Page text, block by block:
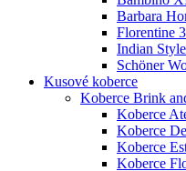
Barbara
Florentine
Indian
Schöner
Kusové koberce
Koberce Brink
Koberce
Koberce
Koberce
Koberce